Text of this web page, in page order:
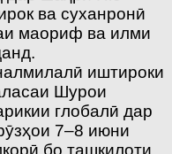
ва суханронӣ
маориф ва илми
иштироки
Шурои
глобалӣ дар
7–8 июни
бо ташкилоти